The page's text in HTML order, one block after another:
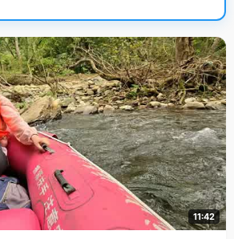
笑起来，笑得一点都不遮掩，嘴角的两个小
只针对高考，用功就是诀
千个人有一千种克敌方法，在肖梦君眼里，几
功，很努力的。 "成绩好与不好的最大差别是
诵，多花时间和精力，就一定能取得好成
个很神奇的女孩，她可以很专注的学习，高
一的业余生活就是跟同学们逛街，只要有时
心的看书。"如果只针对高考，用功就是诀
个更好。肖梦君从小学习成绩就非常好，她把
常鼓励自己说"我有这个能力，"为了保持这样
别人多努力，因此，高中三年，肖梦君可以非
，面对同学们竞争的压力。高三的时候，学校
一个特别的加强版"零班"，大家挤在一个很小
挨在一起了，小小的空间，周围是四面高高的
11:42